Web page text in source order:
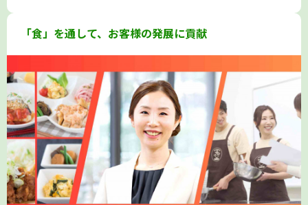
「食」を通して、お客様の発展に貢献